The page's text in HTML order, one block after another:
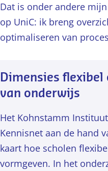
Dat is onder andere
op UniC: ik breng
optimaliseren van
Dimensies
van onderwijs
Het Kohnstamm
Kennisnet aan de hand
kaart hoe scholen
vormgeven. In het